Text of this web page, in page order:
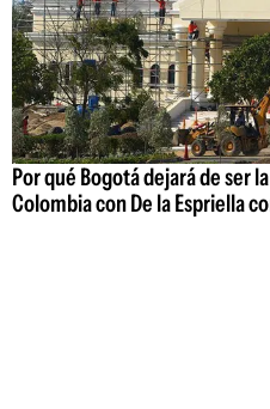
Por qué Bogotá dejará de ser
Colombia con De la Espriella